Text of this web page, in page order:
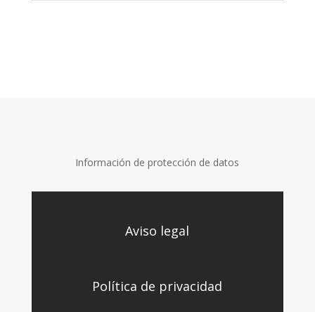
Información de protección de datos
Aviso legal
Política de privacidad